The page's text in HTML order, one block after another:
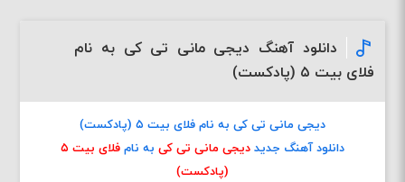
دانلود آهنگ دیجی مانی تی کی به نام
فلای بیت ۵ (پادکست)
دیجی مانی تی کی به نام فلای بیت ۵ (پادکست)
دانلود آهنگ جدید دیجی مانی تی کی به نام
فلای بیت ۵
(پادکست)